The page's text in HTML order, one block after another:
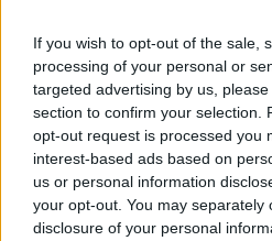
If you wish to opt-out of the sale,
processing of your personal or
targeted advertising by us,
section to confirm your selection.
opt-out request is processed you
interest-based ads based on
us or personal information
your opt-out. You may separately
disclosure of your personal
Απόστολος Λύτρας:
"βλαχάρα" τη Σοφία
μέσα στο δικαστήριο